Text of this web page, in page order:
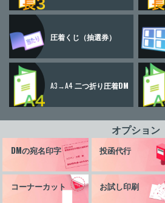
圧着くじ （抽選券）
A3→A4二つ折り圧着DM
オプション
DMの宛名印字 投函代行
コーナーカット お試し印刷